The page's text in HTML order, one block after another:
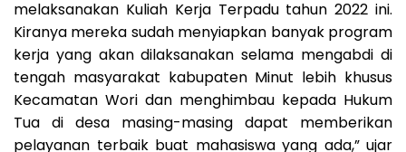
melaksanakan Kuliah Kerja Terpadu tahun 2022 ini.
Kiranya mereka sudah menyiapkan banyak program
kerja yang akan dilaksanakan selama mengabdi di
tengah masyarakat kabupaten Minut lebih khusus
Kecamatan Wori dan menghimbau kepada Hukum
Tua di desa masing-masing dapat memberikan
pelayanan terbaik buat mahasiswa yang ada,” ujar